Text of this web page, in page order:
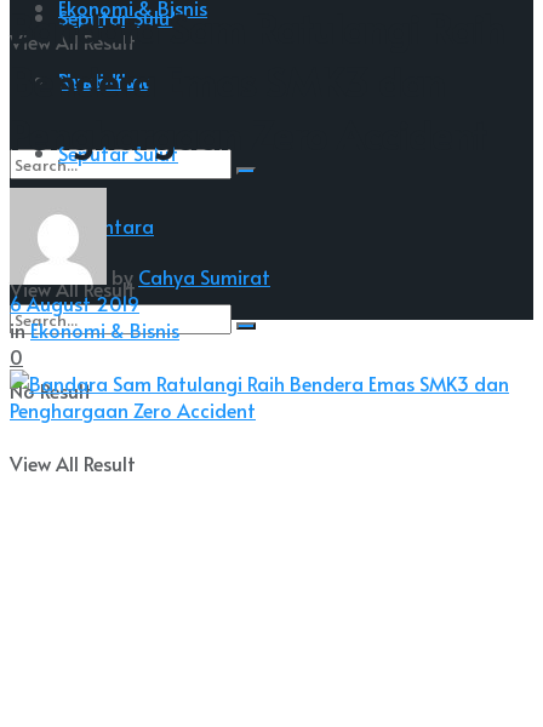
Seputar Sulut
Nusantara
No Result
View All Result
Ekonomi & Bisnis
Pendidikan
Seputar Sulut
Nusantara
No Result
View All Result
View All Result
Bandara Sam Ratulangi Raih
Bendera Emas SMK3 dan
Penghargaan Zero Accident
by Cahya Sumirat
6 August 2019
inEkonomi & Bisnis
0